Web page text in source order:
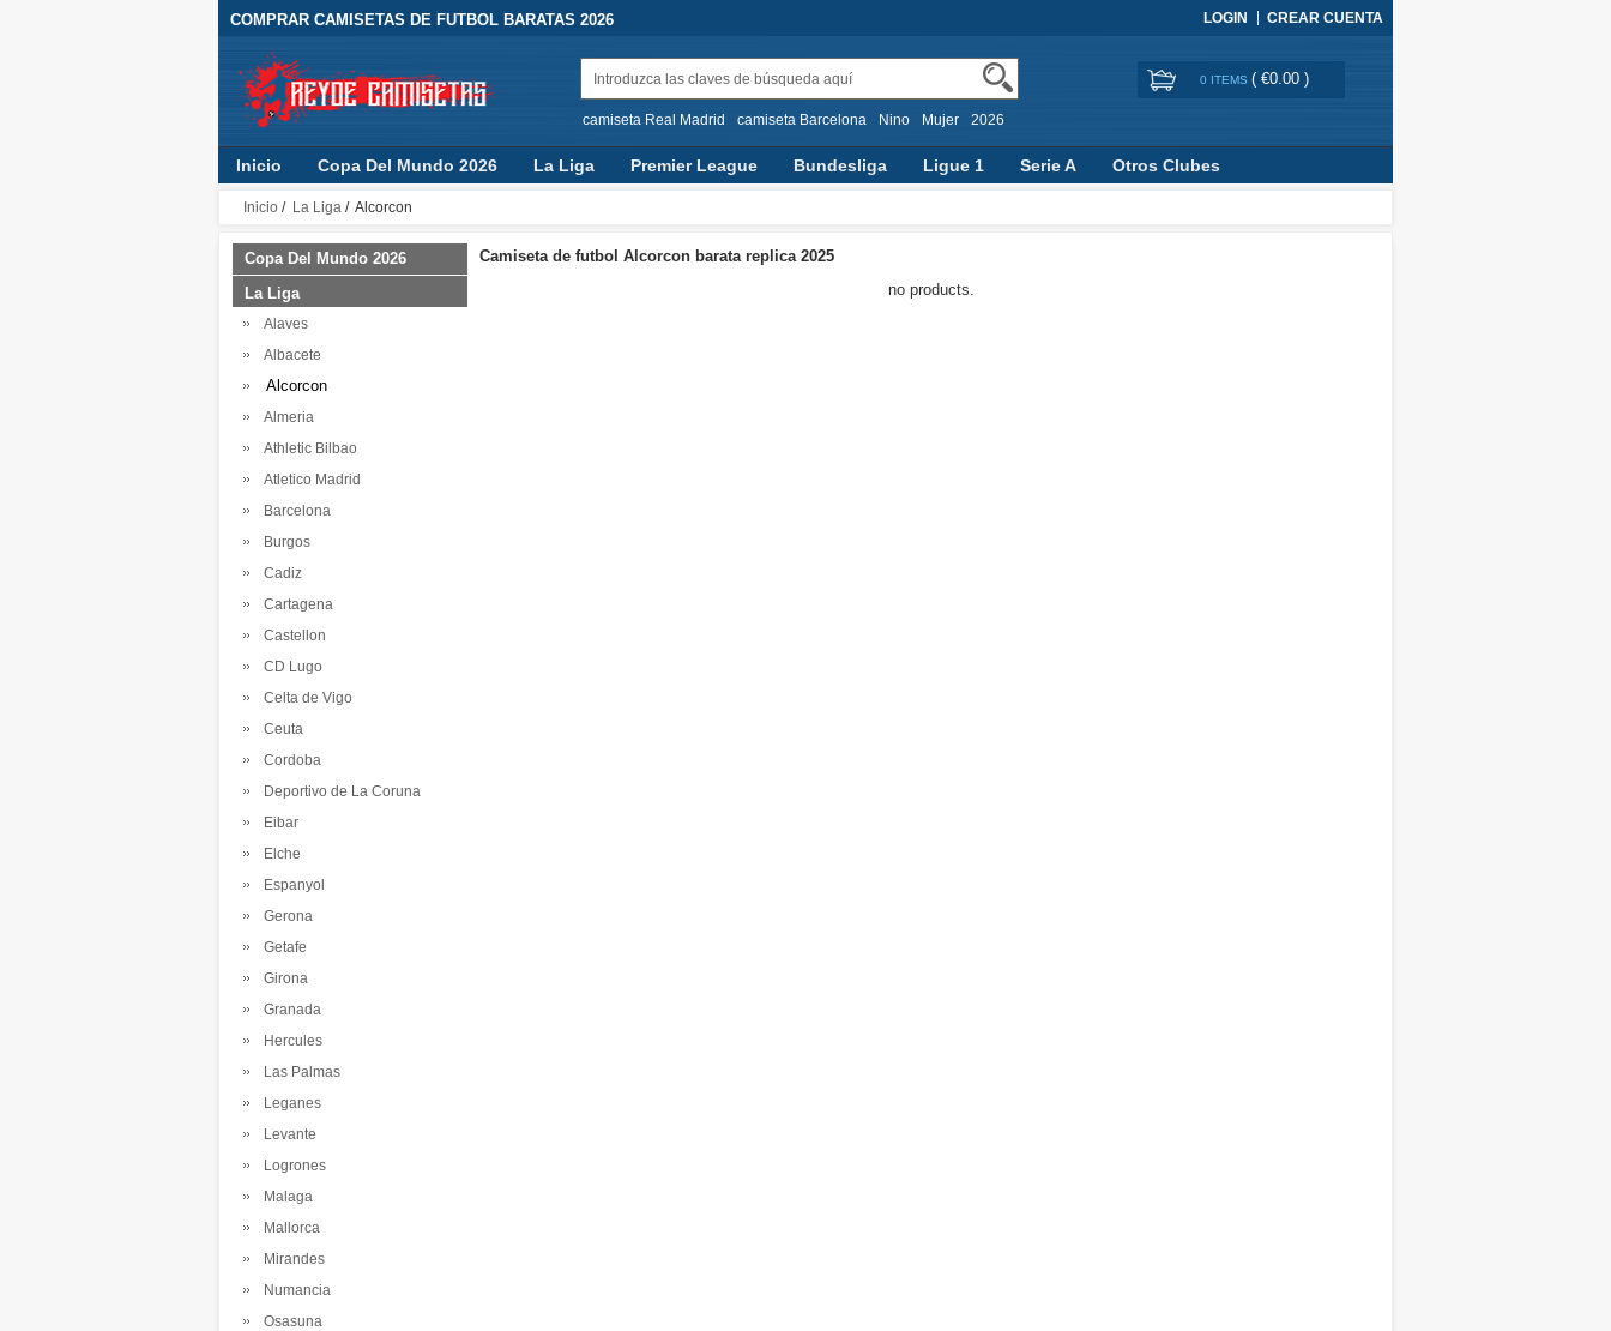
COMPRAR CAMISETAS DE FUTBOL BARATAS 2026 LOGIN CREAR CUENTA
camiseta Real Madrid camiseta Barcelona Nino Mujer 2026
0 ITEMS ( €0.00 )
Inicio Copa Del Mundo 2026 La Liga Premier League Bundesliga Ligue 1 Serie A Otros Clubes
Inicio / La Liga / Alcorcon
Copa Del Mundo 2026
La Liga
Alaves
Albacete
Alcorcon
Almeria
Athletic Bilbao
Atletico Madrid
Barcelona
Burgos
Cadiz
Cartagena
Castellon
CD Lugo
Celta de Vigo
Ceuta
Cordoba
Deportivo de La Coruna
Eibar
Elche
Espanyol
Gerona
Getafe
Girona
Granada
Hercules
Las Palmas
Leganes
Levante
Logrones
Malaga
Mallorca
Mirandes
Numancia
Osasuna
Camiseta de futbol Alcorcon barata replica 2025
no products.